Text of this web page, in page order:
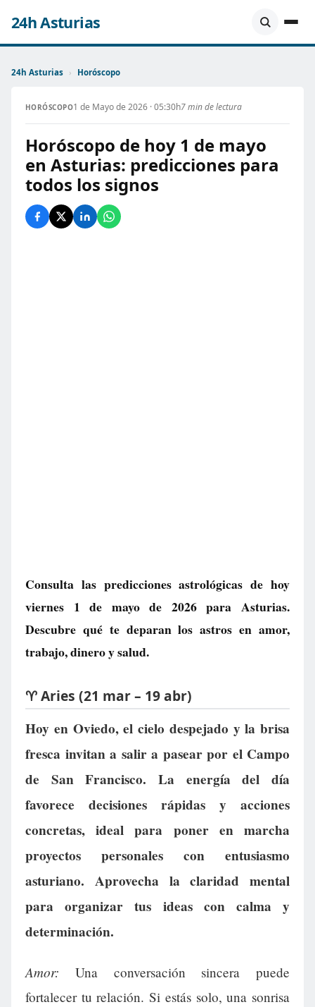
24h Asturias
24h Asturias › Horóscopo
HORÓSCOPO1 de Mayo de 2026 · 05:30h7 min de lectura
Horóscopo de hoy 1 de mayo
en Asturias: predicciones para
todos los signos
Consulta las predicciones astrológicas de hoy
viernes 1 de mayo de 2026 para Asturias.
Descubre qué te deparan los astros en amor,
trabajo, dinero y salud.
♈ Aries (21 mar – 19 abr)
Hoy en Oviedo, el cielo despejado y la brisa
fresca invitan a salir a pasear por el Campo
de San Francisco. La energía del día
favorece decisiones rápidas y acciones
concretas, ideal para poner en marcha
proyectos personales con entusiasmo
asturiano. Aprovecha la claridad mental
para organizar tus ideas con calma y
determinación.
Amor: Una conversación sincera puede
fortalecer tu relación. Si estás solo, una sonrisa